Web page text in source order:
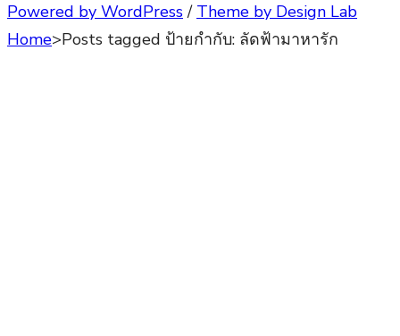
Powered by WordPress / Theme by Design Lab
Home>Posts tagged ป้ายกำกับ: ลัดฟ้ามาหารัก